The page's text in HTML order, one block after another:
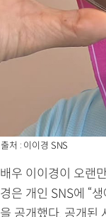
출처 : 이이경 SNS
배우 이이경이 오랜
경은 개인 SNS에 “
을 공개했다. 공개된